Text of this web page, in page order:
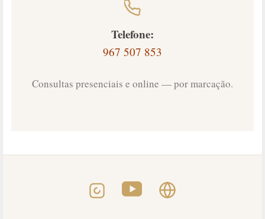
Telefone:
967 507 853
Consultas presenciais e online — por marcação.